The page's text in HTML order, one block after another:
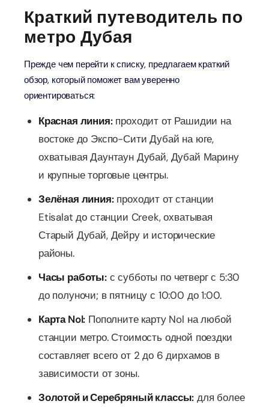
Краткий путеводитель по
метро Дубая
Прежде чем перейти к списку, предлагаем краткий
обзор, который поможет вам уверенно
ориентироваться:
Красная линия:проходит от Рашидии на
востоке до Экспо-Сити Дубай на юге,
охватывая Даунтаун Дубай, Дубай Марину
и крупные торговые центры.
Зелёная линия:проходит от станции
Etisalat до станции Creek, охватывая
Старый Дубай, Дейру и исторические
районы.
Часы работы:с субботы по четверг с 5:30
до полуночи; в пятницу с 10:00 до 1:00.
Карта Nol: Пополните карту Nol на любой
станции метро. Стоимость одной поездки
составляет всего от 2 до 6 дирхамов в
зависимости от зоны.
Золотой и Серебряный классы: для более